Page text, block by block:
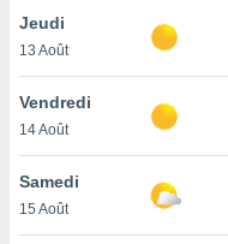
le
ainsi
un
la
du
Jeudi
13 Août
Vendredi
14 Août
Samedi
15 Août